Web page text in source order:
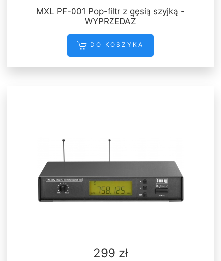
MXL PF-001 Pop-filtr z gęsią szyjką -
WYPRZEDAŻ
DO KOSZYKA
299 zł